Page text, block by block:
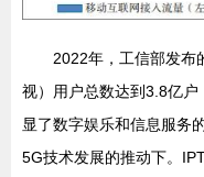
2022年，工信部发布
视）用户总数达到3.8亿
显了数字娱乐和信息服务
5G技术发展的推动下。